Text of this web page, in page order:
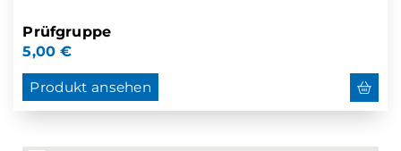
Prüfgruppe
5,00€
Produkt ansehen